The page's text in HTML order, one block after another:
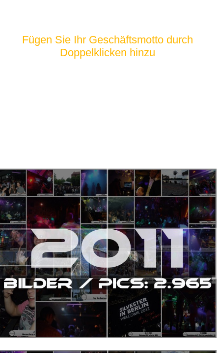
Fügen Sie Ihr Geschäftsmotto durch
Doppelklicken hinzu